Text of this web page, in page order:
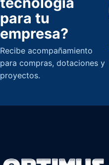
para tu
empresa?
Recibe acompañamiento
para compras, dotaciones y
proyectos.